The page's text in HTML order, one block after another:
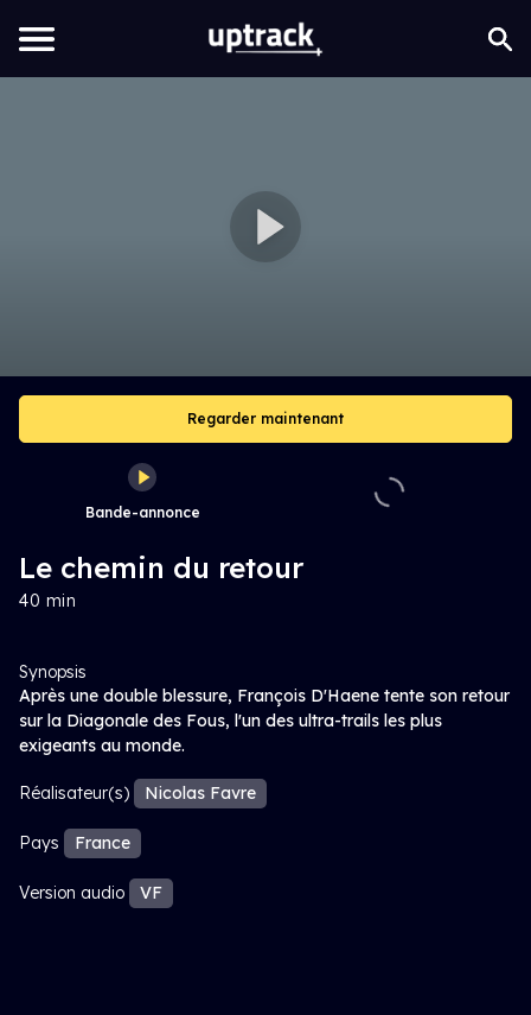
Regarder maintenant
Bande-annonce
Le chemin du retour
40 min
Synopsis
Après une double blessure, François D'Haene tente son retour
sur la Diagonale des Fous, l'un des ultra-trails les plus
exigeants au monde.
Réalisateur(s) Nicolas Favre
Pays France
Version audio VF